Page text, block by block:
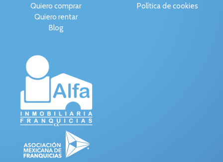
Quiero comprar
Quiero rentar
Blog
Política de cookies